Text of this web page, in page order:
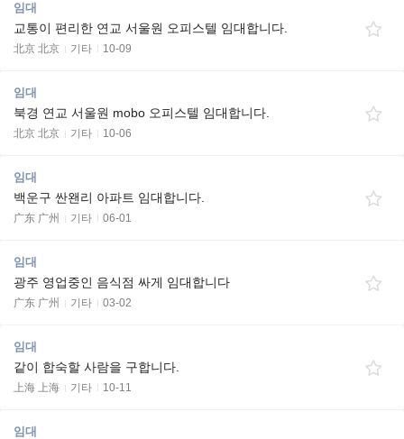
임대
교통이 편리한 연교 서울원 오피스텔 임대합니다.
北京 北京 기타 10-09
임대
북경 연교 서울원 mobo 오피스텔 임대합니다.
北京 北京 기타 10-06
임대
백운구 싼왠리 아파트 임대합니다.
广东 广州 기타 06-01
임대
광주 영업중인 음식점 싸게 임대합니다
广东 广州 기타 03-02
임대
같이 합숙할 사람을 구합니다.
上海 上海 기타 10-11
임대